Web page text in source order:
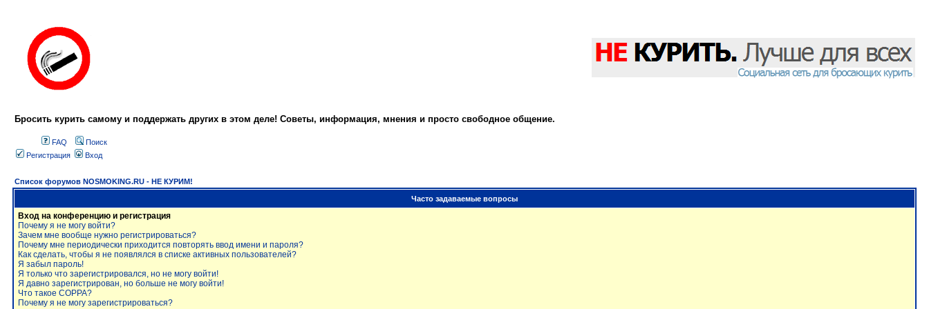
Бросить курить самому и поддержать других в этом деле! Советы, информация, мнения и просто свободное общение.
FAQ
Поиск
Регистрация
Вход
Список форумов NOSMOKING.RU - НЕ КУРИМ!
Часто задаваемые вопросы
Вход на конференцию и регистрация
Почему я не могу войти?
Зачем мне вообще нужно регистрироваться?
Почему мне периодически приходится повторять ввод имени и пароля?
Как сделать, чтобы я не появлялся в списке активных пользователей?
Я забыл пароль!
Я только что зарегистрировался, но не могу войти!
Я давно зарегистрирован, но больше не могу войти!
Что такое COPPA?
Почему я не могу зарегистрироваться?